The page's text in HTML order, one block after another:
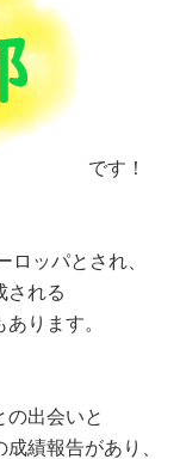
です！
ッパとされ、
される
ります。
の出会いと
績報告があり、